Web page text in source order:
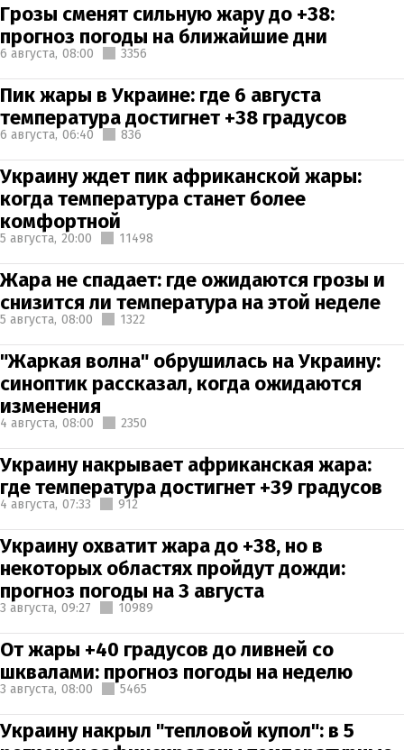
Грозы сменят сильную жару до +38:
прогноз погоды на ближайшие дни
6 августа, 08:00 3356
Пик жары в Украине: где 6 августа
температура достигнет +38 градусов
6 августа, 06:40 836
Украину ждет пик африканской жары:
когда температура станет более
комфортной
5 августа, 20:00 11498
Жара не спадает: где ожидаются грозы и
снизится ли температура на этой неделе
5 августа, 08:00 1322
"Жаркая волна" обрушилась на Украину:
синоптик рассказал, когда ожидаются
изменения
4 августа, 08:00 2350
Украину накрывает африканская жара:
где температура достигнет +39 градусов
4 августа, 07:33 912
Украину охватит жара до +38, но в
некоторых областях пройдут дожди:
прогноз погоды на 3 августа
3 августа, 09:27 10989
От жары +40 градусов до ливней со
шквалами: прогноз погоды на неделю
3 августа, 08:00 5465
Украину накрыл "тепловой купол": в 5